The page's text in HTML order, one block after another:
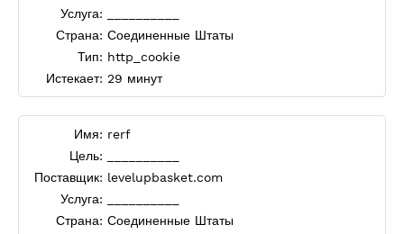
Услуга:
Страна: Соединенные Штаты
Тип: http_cookie
Истекает: 29 минут
Имя: rerf
Цель:
Поставщик: levelupbasket.com
Услуга:
Страна: Соединенные Штаты